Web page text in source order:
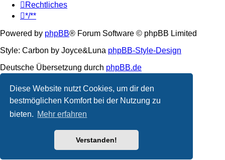
Diese Website nutzt Cookies, um dir den
bestmöglichen Komfort bei der Nutzung zu
bieten. Mehr erfahren
Verstanden!
Rechtliches
*/**
Powered by phpBB® Forum Software © phpBB Limited
Style: Carbon by Joyce&Luna phpBB-Style-Design
Deutsche Übersetzung durch phpBB.de
Datenschutz
Nutzungsbedingungen